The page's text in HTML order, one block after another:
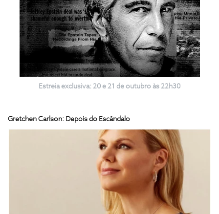
Estreia exclusiva: 20 e 21 de outubro às 22h30
Gretchen Carlson: Depois do Escândalo